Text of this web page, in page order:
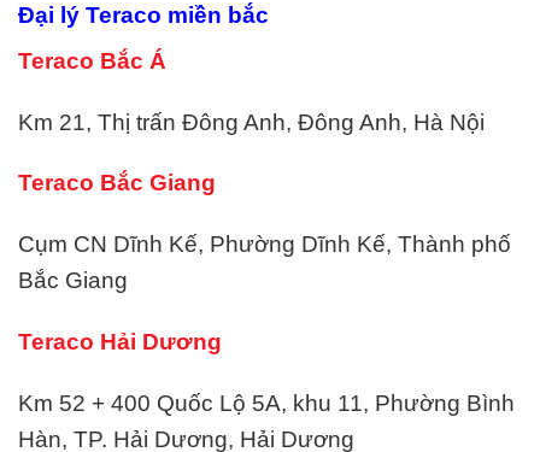
Đại lý Teraco miền bắc
Teraco Bắc Á
Km 21, Thị trấn Đông Anh, Đông Anh, Hà Nội
Teraco Bắc Giang
Cụm CN Dĩnh Kế, Phường Dĩnh Kế, Thành phố
Bắc Giang
Teraco Hải Dương
Km 52 + 400 Quốc Lộ 5A, khu 11, Phường Bình
Hàn, TP. Hải Dương, Hải Dương